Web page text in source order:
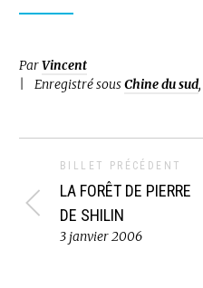
ParVincent
Enregistré sousChine du sud,
BILLET PRÉCÉDENT
LA FORÊT DE PIERRE
DE SHILIN
3 janvier 2006